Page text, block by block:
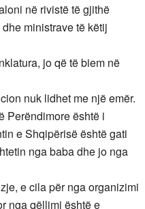
në rivistë të gjithë
ministrave të këtij
jo që të biem në
nuk lidhet me një emër.
Perëndimore është i
e Shqipërisë është gati
nga baba dhe jo nga
e cila për nga organizimi
nga qëllimi është e